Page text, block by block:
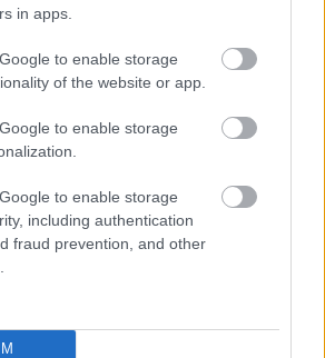
in apps.
to enable storage
of the website or app.
to enable storage
to enable storage
including authentication
fraud prevention, and other
Tim Burton kedvenc outsiderét, akit
ezzel a szubjektív listával
gazdag repertoárjából nehéz tizet
olyan populáris címek, mint
és A Karib-tenger kalózai